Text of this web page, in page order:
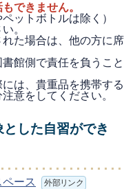
できません。
ットボトルは除く）
。
れた場合は、他の方に席
館側で責任を負うこと
は、貴重品を携帯する
意をしてください。
した自習ができ
ース 外部リンク